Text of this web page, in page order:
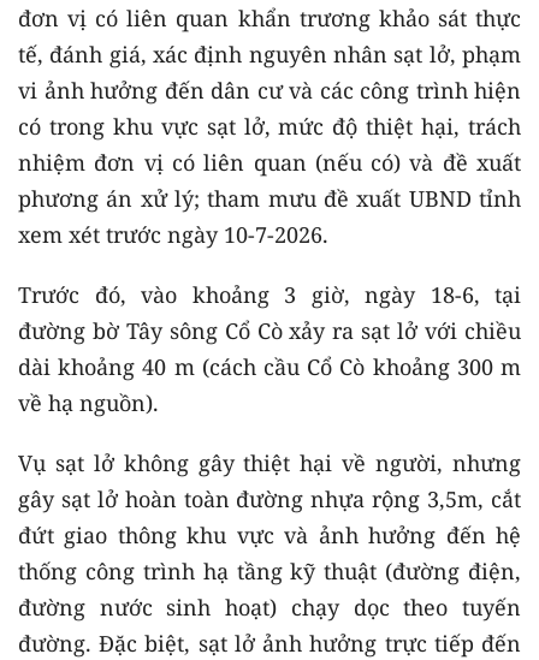
đơn vị có liên quan khẩn trương khảo sát thực
tế, đánh giá, xác định nguyên nhân sạt lở, phạm
vi ảnh hưởng đến dân cư và các công trình hiện
có trong khu vực sạt lở, mức độ thiệt hại, trách
nhiệm đơn vị có liên quan (nếu có) và đề xuất
phương án xử lý; tham mưu đề xuất UBND tỉnh
xem xét trước ngày 10-7-2026.
Trước đó, vào khoảng 3 giờ, ngày 18-6, tại
đường bờ Tây sông Cổ Cò xảy ra sạt lở với chiều
dài khoảng 40 m (cách cầu Cổ Cò khoảng 300 m
về hạ nguồn).
Vụ sạt lở không gây thiệt hại về người, nhưng
gây sạt lở hoàn toàn đường nhựa rộng 3,5m, cắt
đứt giao thông khu vực và ảnh hưởng đến hệ
thống công trình hạ tầng kỹ thuật (đường điện,
đường nước sinh hoạt) chạy dọc theo tuyến
đường. Đặc biệt, sạt lở ảnh hưởng trực tiếp đến